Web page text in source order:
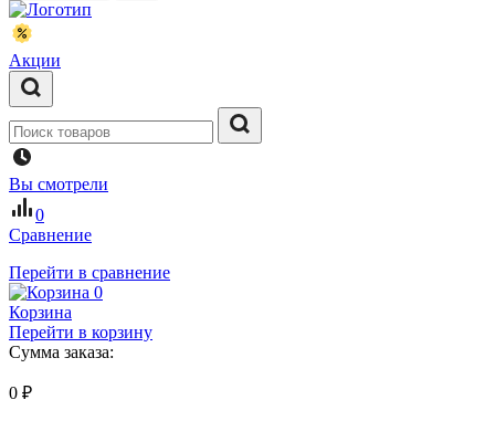
Акции
Вы смотрели
0
Сравнение
Перейти в сравнение
0
Корзина
Перейти в корзину
Сумма заказа:
0 ₽